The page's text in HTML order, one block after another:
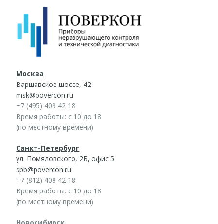
Москва
Варшавское шоссе, 42
msk@povercon.ru
+7 (495) 409 42 18
Время работы: с 10 до 18
(по местному времени)
Санкт-Петербург
ул. Помяловского, 2Б, офис 5
spb@povercon.ru
+7 (812) 408 42 18
Время работы: с 10 до 18
(по местному времени)